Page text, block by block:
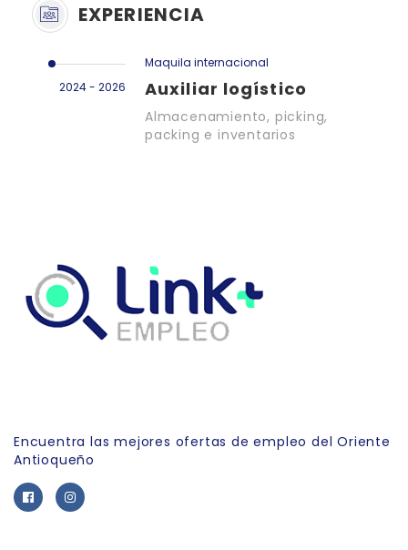
EXPERIENCIA
2024 - 2026
Maquila internacional
Auxiliar logístico
Almacenamiento, picking,
packing e inventarios
Encuentra las mejores ofertas de empleo del Oriente
Antioqueño